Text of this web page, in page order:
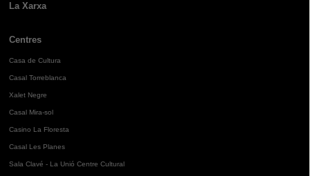
La Xarxa
Centres
Casa de Cultura
Casal Torreblanca
Xalet Negre
Casal Mira-sol
Casino La Floresta
Casal Les Planes
Sala Clavé - La Unió Centre Cultural